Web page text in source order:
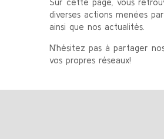
diverses actions menées
ainsi que nos actualités.
N’hésitez pas à partager
vos propres réseaux!